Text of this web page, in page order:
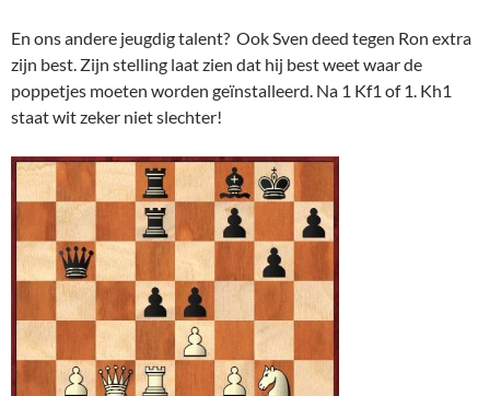
En ons andere jeugdig talent? Ook Sven deed tegen Ron extra
zijn best. Zijn stelling laat zien dat hij best weet waar de
poppetjes moeten worden geïnstalleerd. Na 1 Kf1 of 1. Kh1
staat wit zeker niet slechter!